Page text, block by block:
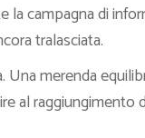
campagna di
tralasciata.
Una merenda
al raggiungimento